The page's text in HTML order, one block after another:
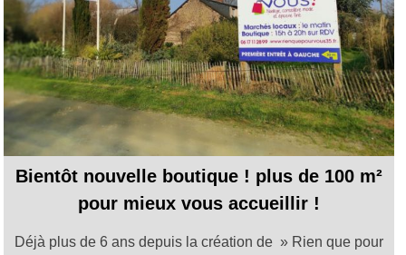
Bientôt nouvelle boutique ! plus de 100 m²
pour mieux vous accueillir !
Déjà plus de 6 ans depuis la création de » Rien que pour